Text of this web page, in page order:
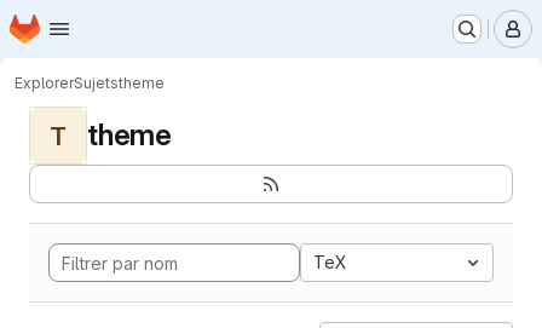
Passer au contenu principal
Page d'accueil
ExplorerSujetstheme
T theme
TeX